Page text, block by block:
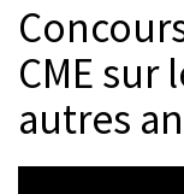
CME
autres